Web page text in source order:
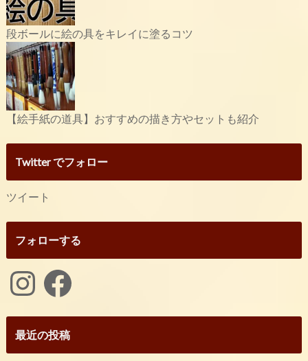
段ボールに絵の具をキレイに塗るコツ
【絵手紙の道具】おすすめの描き方やセットも紹介
Twitter でフォロー
ツイート
フォローする
InstagramFacebook
最近の投稿